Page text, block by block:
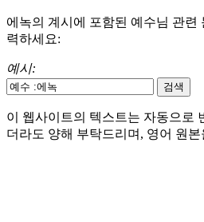
에녹의 계시에 포함된 예수님 관련
력하세요:
예시:
이 웹사이트의 텍스트는 자동으로
더라도 양해 부탁드리며, 영어 원